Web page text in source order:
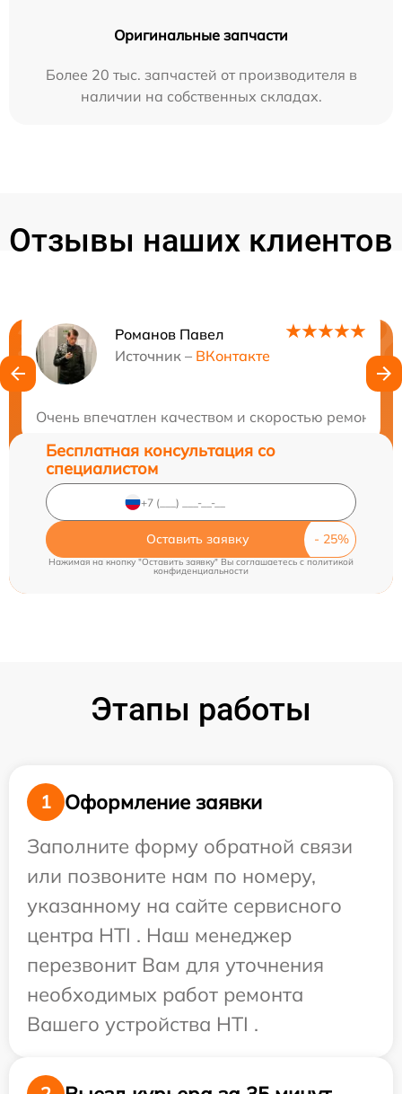
Оригинальные запчасти
Более 20 тыс. запчастей от производителя в
наличии на собственных складах.
Отзывы наших клиентов
Романов Павел
Источник – ВКонтакте
Очень впечатлен качеством и скоростью
Нужна консультация?
Бесплатная консультация со
специалистом
Оставить заявку
Нажимая на кнопку "Оставить заявку" Вы соглашаетесь cполитикой
конфиденциальности
Этапы работы
1
Оформление заявки
Заполните форму обратной связи
или позвоните нам по номеру,
указанному на сайте сервисного
центра HTI . Наш менеджер
перезвонит Вам для уточнения
необходимых работ ремонта
Вашего устройства HTI .